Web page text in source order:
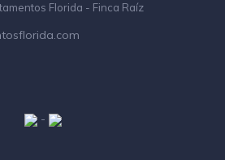
Florida - Finca Raíz
-